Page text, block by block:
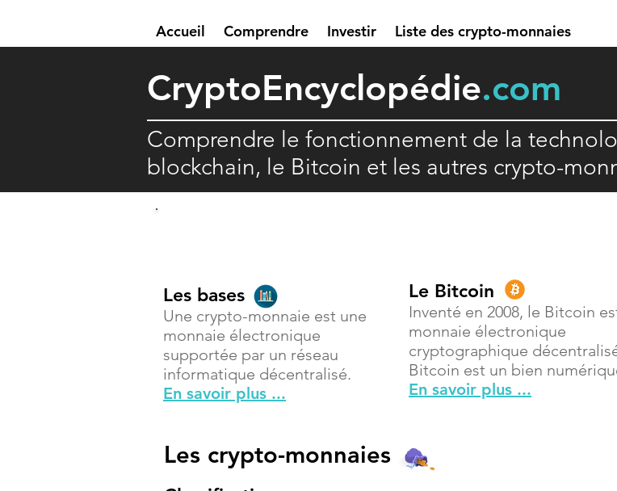
Accueil Comprendre Investir Liste des crypto-monnaies
CryptoEncyclopédie.com
Comprendre le fonctionnement de la
blockchain, le Bitcoin et les autres crypto-
Les bases
Une crypto-monnaie est une
monnaie électronique
supportée par un réseau
informatique décentralisé.
En savoir plus ...
Le Bitcoin
Inventé en 2008, le Bitcoin
monnaie électronique
cryptographique
Bitcoin est un bien
En savoir plus ...
Les crypto-monnaies